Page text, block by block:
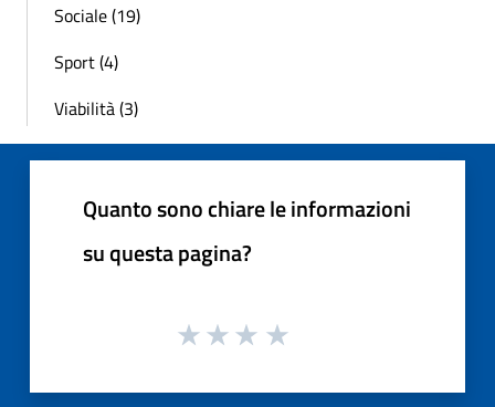
Sociale (19)
Sport (4)
Viabilità (3)
Quanto sono chiare le informazioni
su questa pagina?